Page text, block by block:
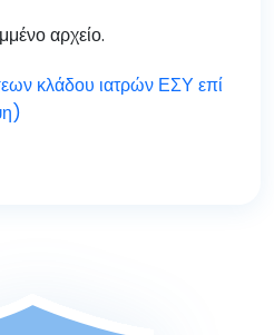
αρχείο.
κλάδου ιατρών ΕΣΥ επί